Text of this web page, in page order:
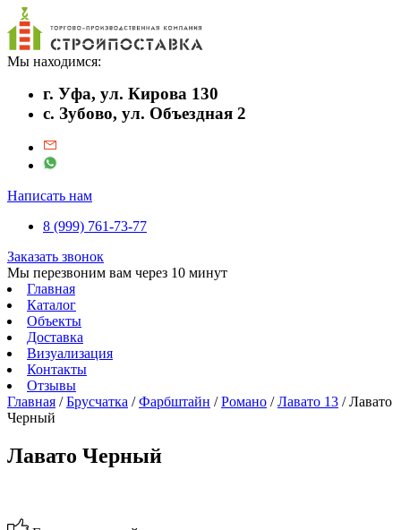
Мы находимся:
г. Уфа, ул. Кирова 130
с. Зубово, ул. Объездная 2
Написать нам
8 (999) 761-73-77
Заказать звонок
Мы перезвоним вам через 10 минут
Главная
Каталог
Объекты
Доставка
Визуализация
Контакты
Отзывы
Главная /Брусчатка /Фарбштайн /Романо /Лавато 13 / Лавато
Черный
Лавато Черный